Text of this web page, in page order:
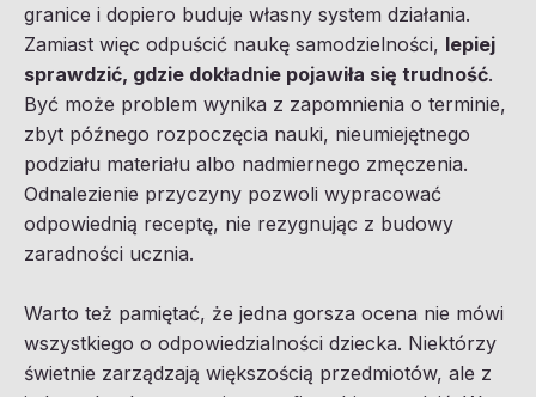
granice i dopiero buduje własny system działania.
Zamiast więc odpuścić naukę samodzielności, lepiej
sprawdzić, gdzie dokładnie pojawiła się trudność.
Być może problem wynika z zapomnienia o terminie,
zbyt późnego rozpoczęcia nauki, nieumiejętnego
podziału materiału albo nadmiernego zmęczenia.
Odnalezienie przyczyny pozwoli wypracować
odpowiednią receptę, nie rezygnując z budowy
zaradności ucznia.
Warto też pamiętać, że jedna gorsza ocena nie mówi
wszystkiego o odpowiedzialności dziecka. Niektórzy
świetnie zarządzają większością przedmiotów, ale z